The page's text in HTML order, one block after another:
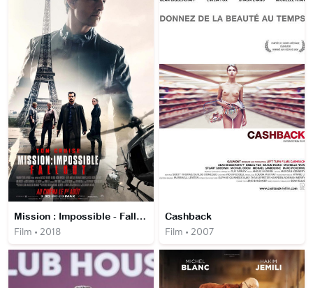
Mission : Impossible - Fallout
Film • 2018
Cashback
Film • 2007